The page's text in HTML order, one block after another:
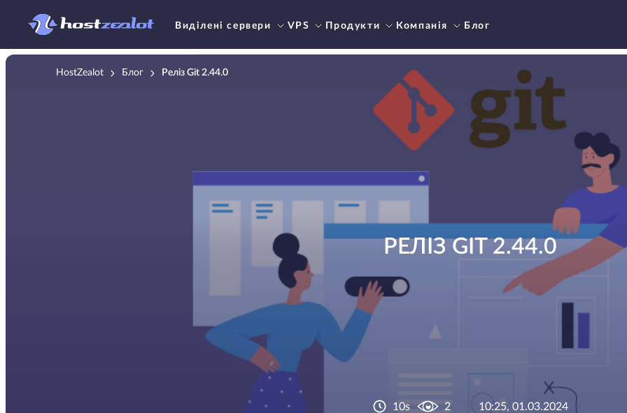
Виділені сервери VPS Продукти Компанія Блог
HostZealot Блог Реліз Git 2.44.0
РЕЛІЗ GIT 2.44.0
10s 2 10:25, 01.03.2024